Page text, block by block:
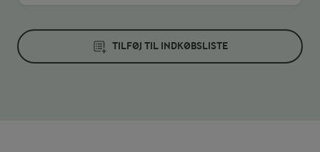
TILFØJ TIL INDKØBSLISTE